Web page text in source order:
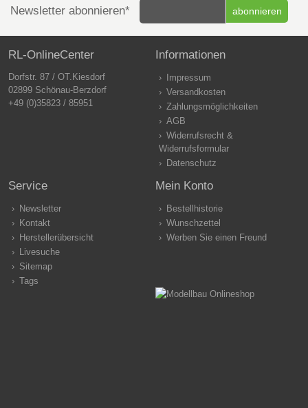
Newsletter abonnieren*
RL-OnlineCenter
Dorfstr. 87 / OT.Kiesdorf
02899 Schönau-Berzdorf
+49 (0)35823 / 85951
Informationen
Impressum
Versandkosten
Zahlungsmöglichkeiten
AGB
Widerrufsrecht &
Widerrufsformular
Datenschutz
Service
Newsletter
Kontakt
Herstellerübersicht
Livesuche
Sitemap
Tags
Mein Konto
Bestellhistorie
Wunschzettel
Werben Sie einen Freund